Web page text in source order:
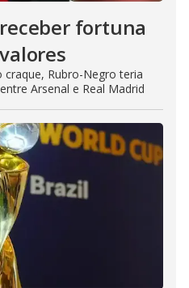
fortuna
Rubro-Negro teria
Arsenal e Real Madrid